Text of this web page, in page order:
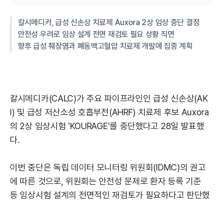
칼시메디카, 급성 신손상 치료제 Auxora 2상 임상 중단 결정
안전성 우려로 임상 설계 전면 재검토 필요 상황 직면
향후 급성 췌장염과 폐동맥고혈압 치료제 개발에 집중 계획
칼시메디카(CALC)가 주요 파이프라인인 급성 신손상(AK
I) 및 급성 저산소성 호흡부전(AHRF) 치료제 후보 Auxora
의 2상 임상시험 'KOURAGE'를 중단했다고 28일 발표했
다.
이번 중단은 독립 데이터 모니터링 위원회(IDMC)의 권고
에 따른 것으로, 위원회는 안전성 문제로 환자 등록 기준
등 임상시험 설계의 전면적인 재검토가 필요하다고 판단했